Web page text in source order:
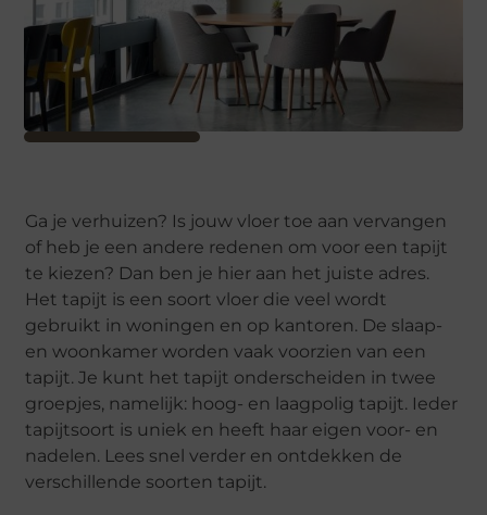
Ga je verhuizen? Is jouw vloer toe aan vervangen
of heb je een andere redenen om voor een tapijt
te kiezen? Dan ben je hier aan het juiste adres.
Het tapijt is een soort vloer die veel wordt
gebruikt in woningen en op kantoren. De slaap-
en woonkamer worden vaak voorzien van een
tapijt. Je kunt het tapijt onderscheiden in twee
groepjes, namelijk: hoog- en laagpolig tapijt. Ieder
tapijtsoort is uniek en heeft haar eigen voor- en
nadelen. Lees snel verder en ontdekken de
verschillende soorten tapijt.